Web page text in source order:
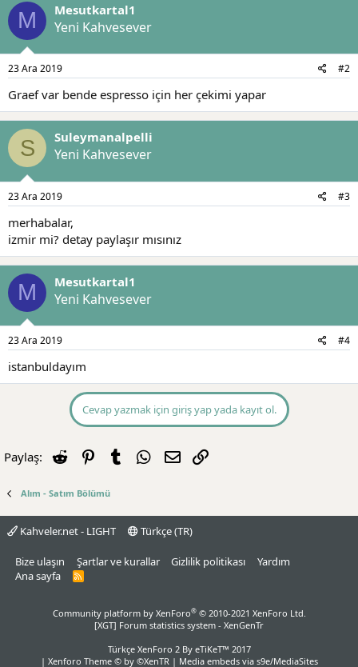
M Mesutkartal1
Yeni Kahvesever
23 Ara 2019 #2
Graef var bende espresso için her çekimi yapar
S Suleymanalpelli
Yeni Kahvesever
23 Ara 2019 #3
merhabalar,
izmir mi? detay paylaşır mısınız
M Mesutkartal1
Yeni Kahvesever
23 Ara 2019 #4
istanbuldayım
Cevap yazmak için giriş yap yada kayıt ol.
Paylaş: Reddit PinterestTumblrWhatsApp
E-posta
Alım - Satım Bölümü
Kahveler.net - LIGHT Türkçe (TR)
Bize ulaşın Şartlar ve kurallar Gizlilik politikası
Yardım
Ana sayfa
R
Community platform by XenForo® © 2010-2021 XenForo Ltd.
[XGT] Forum statistics system - XenGenTr
Türkçe XenForo 2By eTiKeT™ 2017
| Xenforo Theme© by ©XenTR| Media embeds via s9e/MediaSites